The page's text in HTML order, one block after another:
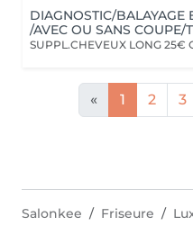
DIAGNOSTIC/BALAYAGE
/AVEC OU SANS COUPE/
« 1 2 3
Salonkee Friseure